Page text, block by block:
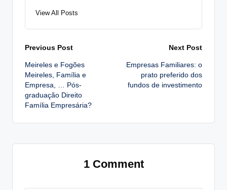
View All Posts
Post
navigation
Previous Post
Meireles e Fogões
Meireles, Família e
Empresa, … Pós-
graduação Direito
Família Empresária?
Next Post
Empresas Familiares: o
prato preferido dos
fundos de investimento
1 Comment